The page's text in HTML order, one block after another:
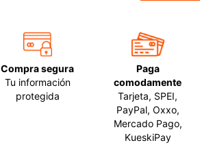
Compra segura
Tu información
protegida
Paga
comodamente
Tarjeta, SPEI,
PayPal, Oxxo,
Mercado Pago,
KueskiPay